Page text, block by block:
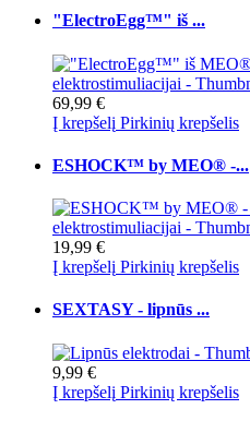
"ElectroEgg™" iš ...
69,99 €
Į krepšelį Pirkinių krepšelis
ESHOCK™ by MEO® -...
19,99 €
Į krepšelį Pirkinių krepšelis
SEXTASY - lipnūs ...
9,99 €
Į krepšelį Pirkinių krepšelis